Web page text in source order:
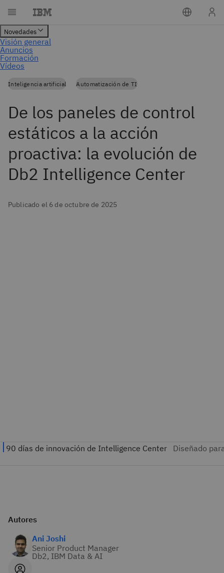
Inteligencia artificial Automatización de TI
De los paneles de control
estáticos a la acción
proactiva: la evolución de
Db2 Intelligence Center
Publicado el 6 de octubre de 2025
Autores
Ani Joshi
Senior Product Manager
Db2, IBM Data & AI